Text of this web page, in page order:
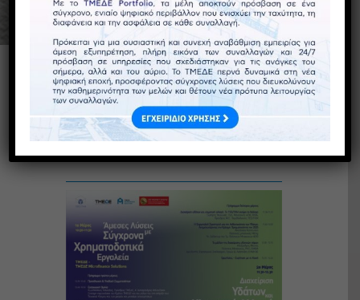
To ΤΜΕΔΕ στο 33ο Money
Show: Σάββατο 15 Μαρτίου,
10:30 – 12:30 | Hyatt
Regency στη Θεσσαλονίκη